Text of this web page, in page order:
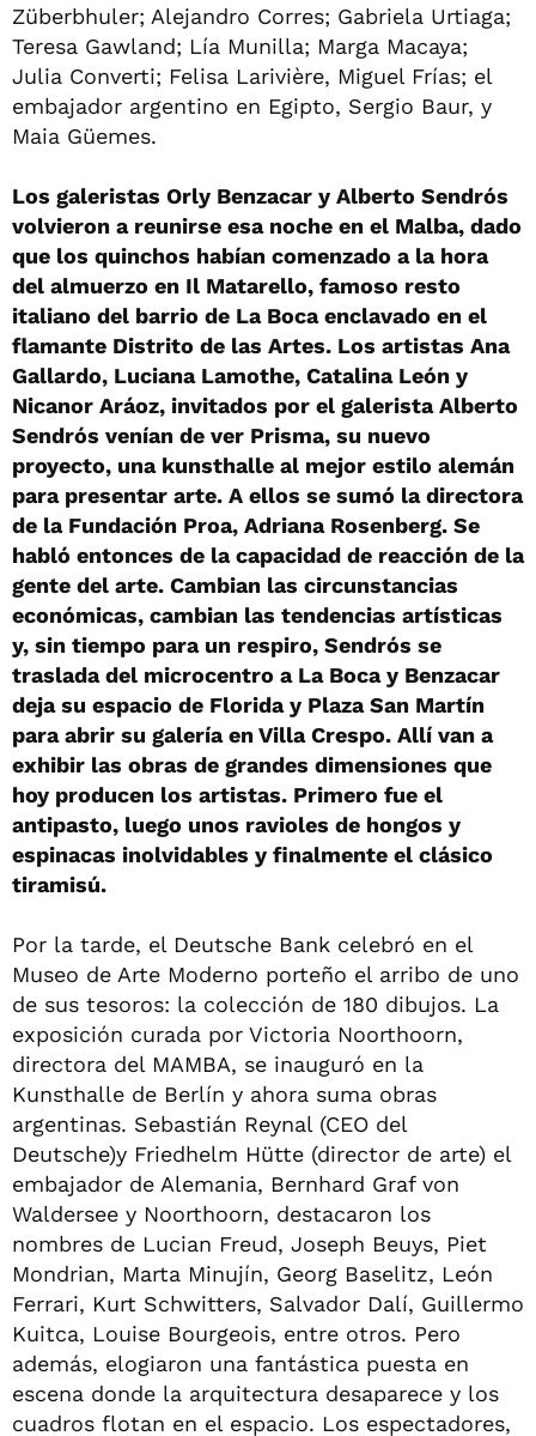
Züberbhuler; Alejandro Corres; Gabriela Urtiaga;
Teresa Gawland; Lía Munilla; Marga Macaya;
Julia Converti; Felisa Larivière, Miguel Frías; el
embajador argentino en Egipto, Sergio Baur, y
Maia Güemes.
Los galeristas Orly Benzacar y Alberto Sendrós
volvieron a reunirse esa noche en el Malba, dado
que los quinchos habían comenzado a la hora
del almuerzo en Il Matarello, famoso resto
italiano del barrio de La Boca enclavado en el
flamante Distrito de las Artes. Los artistas Ana
Gallardo, Luciana Lamothe, Catalina León y
Nicanor Aráoz, invitados por el galerista Alberto
Sendrós venían de ver Prisma, su nuevo
proyecto, una kunsthalle al mejor estilo alemán
para presentar arte. A ellos se sumó la directora
de la Fundación Proa, Adriana Rosenberg. Se
habló entonces de la capacidad de reacción de la
gente del arte. Cambian las circunstancias
económicas, cambian las tendencias artísticas
y, sin tiempo para un respiro, Sendrós se
traslada del microcentro a La Boca y Benzacar
deja su espacio de Florida y Plaza San Martín
para abrir su galería en Villa Crespo. Allí van a
exhibir las obras de grandes dimensiones que
hoy producen los artistas. Primero fue el
antipasto, luego unos ravioles de hongos y
espinacas inolvidables y finalmente el clásico
tiramisú.
Por la tarde, el Deutsche Bank celebró en el
Museo de Arte Moderno porteño el arribo de uno
de sus tesoros: la colección de 180 dibujos. La
exposición curada por Victoria Noorthoorn,
directora del MAMBA, se inauguró en la
Kunsthalle de Berlín y ahora suma obras
argentinas. Sebastián Reynal (CEO del
Deutsche)y Friedhelm Hütte (director de arte) el
embajador de Alemania, Bernhard Graf von
Waldersee y Noorthoorn, destacaron los
nombres de Lucian Freud, Joseph Beuys, Piet
Mondrian, Marta Minujín, Georg Baselitz, León
Ferrari, Kurt Schwitters, Salvador Dalí, Guillermo
Kuitca, Louise Bourgeois, entre otros. Pero
además, elogiaron una fantástica puesta en
escena donde la arquitectura desaparece y los
cuadros flotan en el espacio. Los espectadores,